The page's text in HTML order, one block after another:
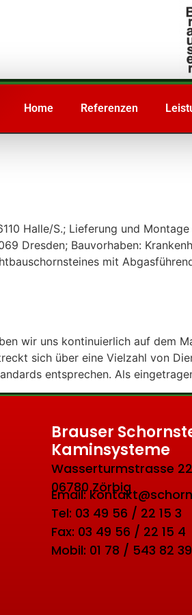
Home Referenzen
Halle/S.; Lieferung und
Dresden; Bauvorhaben:
mit
wir uns kontinuierlich auf dem
sich über eine Vielzahl von
entsprechen. Als
Brauser
Kaminsysteme
Wasserturmstrasse 22
06780 Zörbig
Email:
Tel: 03 49 56 / 22 15 3
Fax: 03 49 56 / 22 15 4
Mobil: 01 78 / 543 82 39